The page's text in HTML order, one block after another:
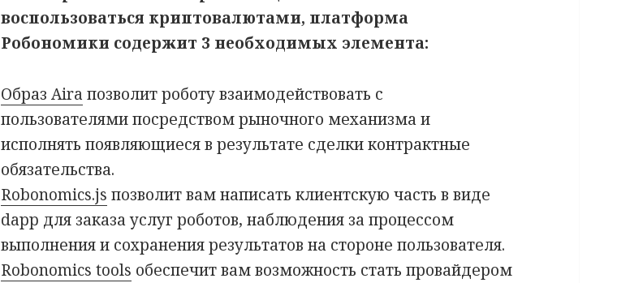
воспользоваться криптовалютами, платформа
Робономики содержит 3 необходимых элемента:
Образ Aira позволит роботу взаимодействовать с
пользователями посредством рыночного механизма и
исполнять появляющиеся в результате сделки контрактные
обязательства.
Robonomics.js позволит вам написать клиентскую часть в виде
dapp для заказа услуг роботов, наблюдения за процессом
выполнения и сохранения результатов на стороне пользователя.
Robonomics tools обеспечит вам возможность стать провайдером